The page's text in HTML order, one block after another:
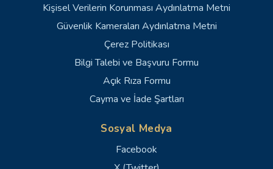
Kişisel Verilerin Korunması Aydınlatma Metni
Güvenlik Kameraları Aydınlatma Metni
Çerez Politikası
Bilgi Talebi ve Başvuru Formu
Açık Rıza Formu
Cayma ve İade Şartları
Sosyal Medya
Facebook